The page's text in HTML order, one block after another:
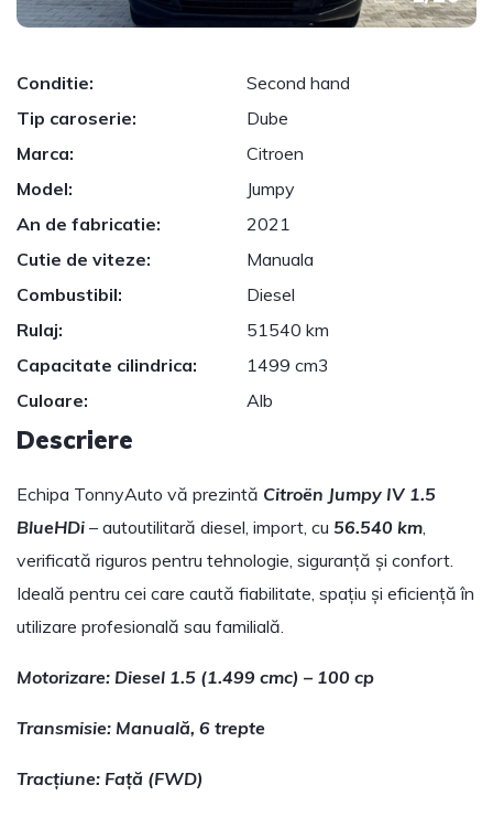
Conditie:
Second hand
Tip caroserie:
Dube
Marca:
Citroen
Model:
Jumpy
An de fabricatie:
2021
Cutie de viteze:
Manuala
Combustibil:
Diesel
Rulaj:
51540 km
Capacitate cilindrica:
1499 cm3
Culoare:
Alb
Descriere
Echipa TonnyAuto vă prezintă Citroën Jumpy IV 1.5
BlueHDi – autoutilitară diesel, import, cu 56.540 km,
verificată riguros pentru tehnologie, siguranță și confort.
Ideală pentru cei care caută fiabilitate, spațiu și eficiență în
utilizare profesională sau familială.
Motorizare: Diesel 1.5 (1.499 cmc) – 100 cp
Transmisie: Manuală, 6 trepte
Tracțiune: Față (FWD)